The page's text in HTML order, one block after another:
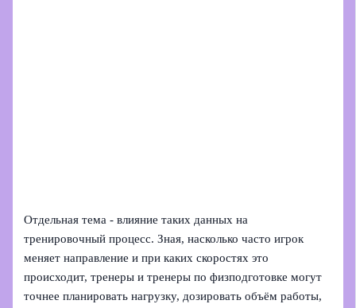
Отдельная тема - влияние таких данных на
тренировочный процесс. Зная, насколько часто игрок
меняет направление и при каких скоростях это
происходит, тренеры и тренеры по физподготовке могут
точнее планировать нагрузку, дозировать объём работы,